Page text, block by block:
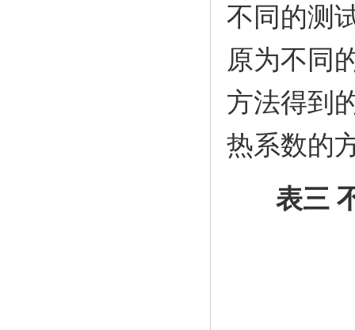
不同的测
原为不同
方法得到
热系数的
表三